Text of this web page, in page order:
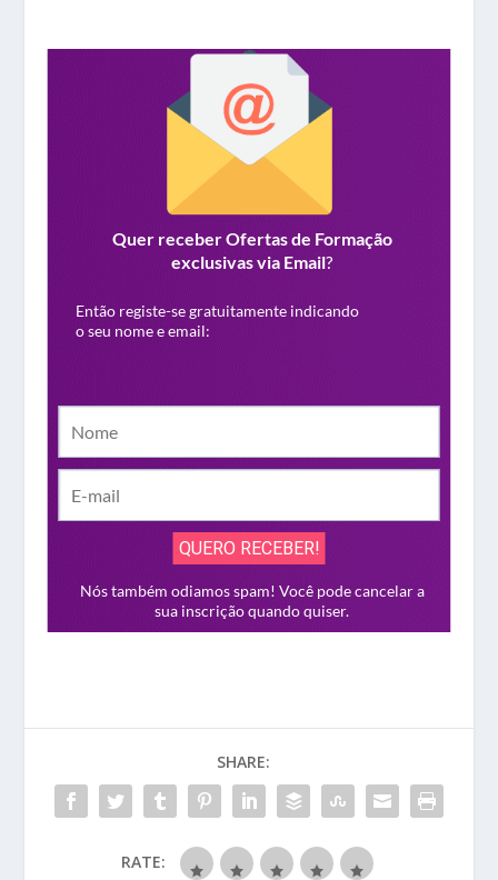
SHARE:
RATE: